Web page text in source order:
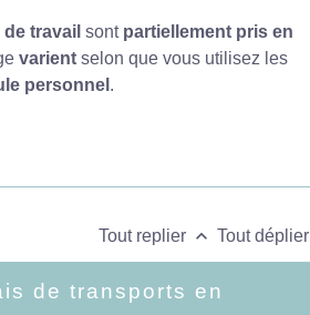
travail sont partiellement pris en
varientselon que vous utilisez les
personnel .
Tout replier keyboard_arrow_up Tout déplier
de transports en